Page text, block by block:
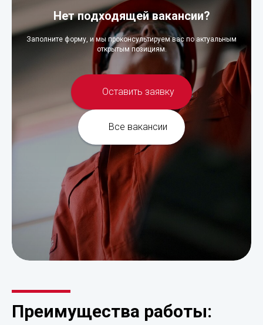
Нет подходящей вакансии?
Заполните форму, и мы проконсультируем вас по актуальным
открытым позициям.
Оставить заявку
Все вакансии
Преимущества работы: